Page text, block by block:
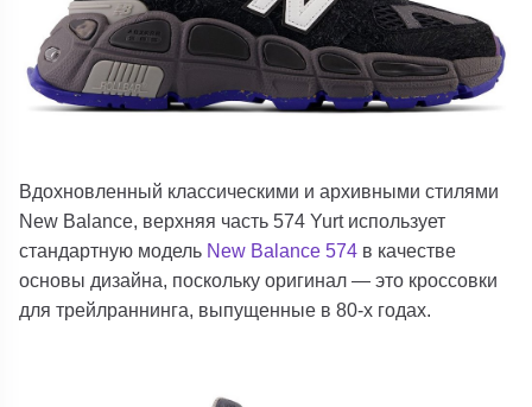
Вдохновленный классическими и архивными стилями
New Balance, верхняя часть 574 Yurt использует
стандартную модель New Balance 574 в качестве
основы дизайна, поскольку оригинал — это кроссовки
для трейлраннинга, выпущенные в 80-х годах.